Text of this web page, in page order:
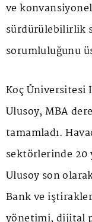
ve
sürdürülebilirlik
sorumluluğunu
Koç Üniversitesi
Ulusoy, MBA
tamamladı.
sektörlerinde 20
Ulusoy son
Bank ve